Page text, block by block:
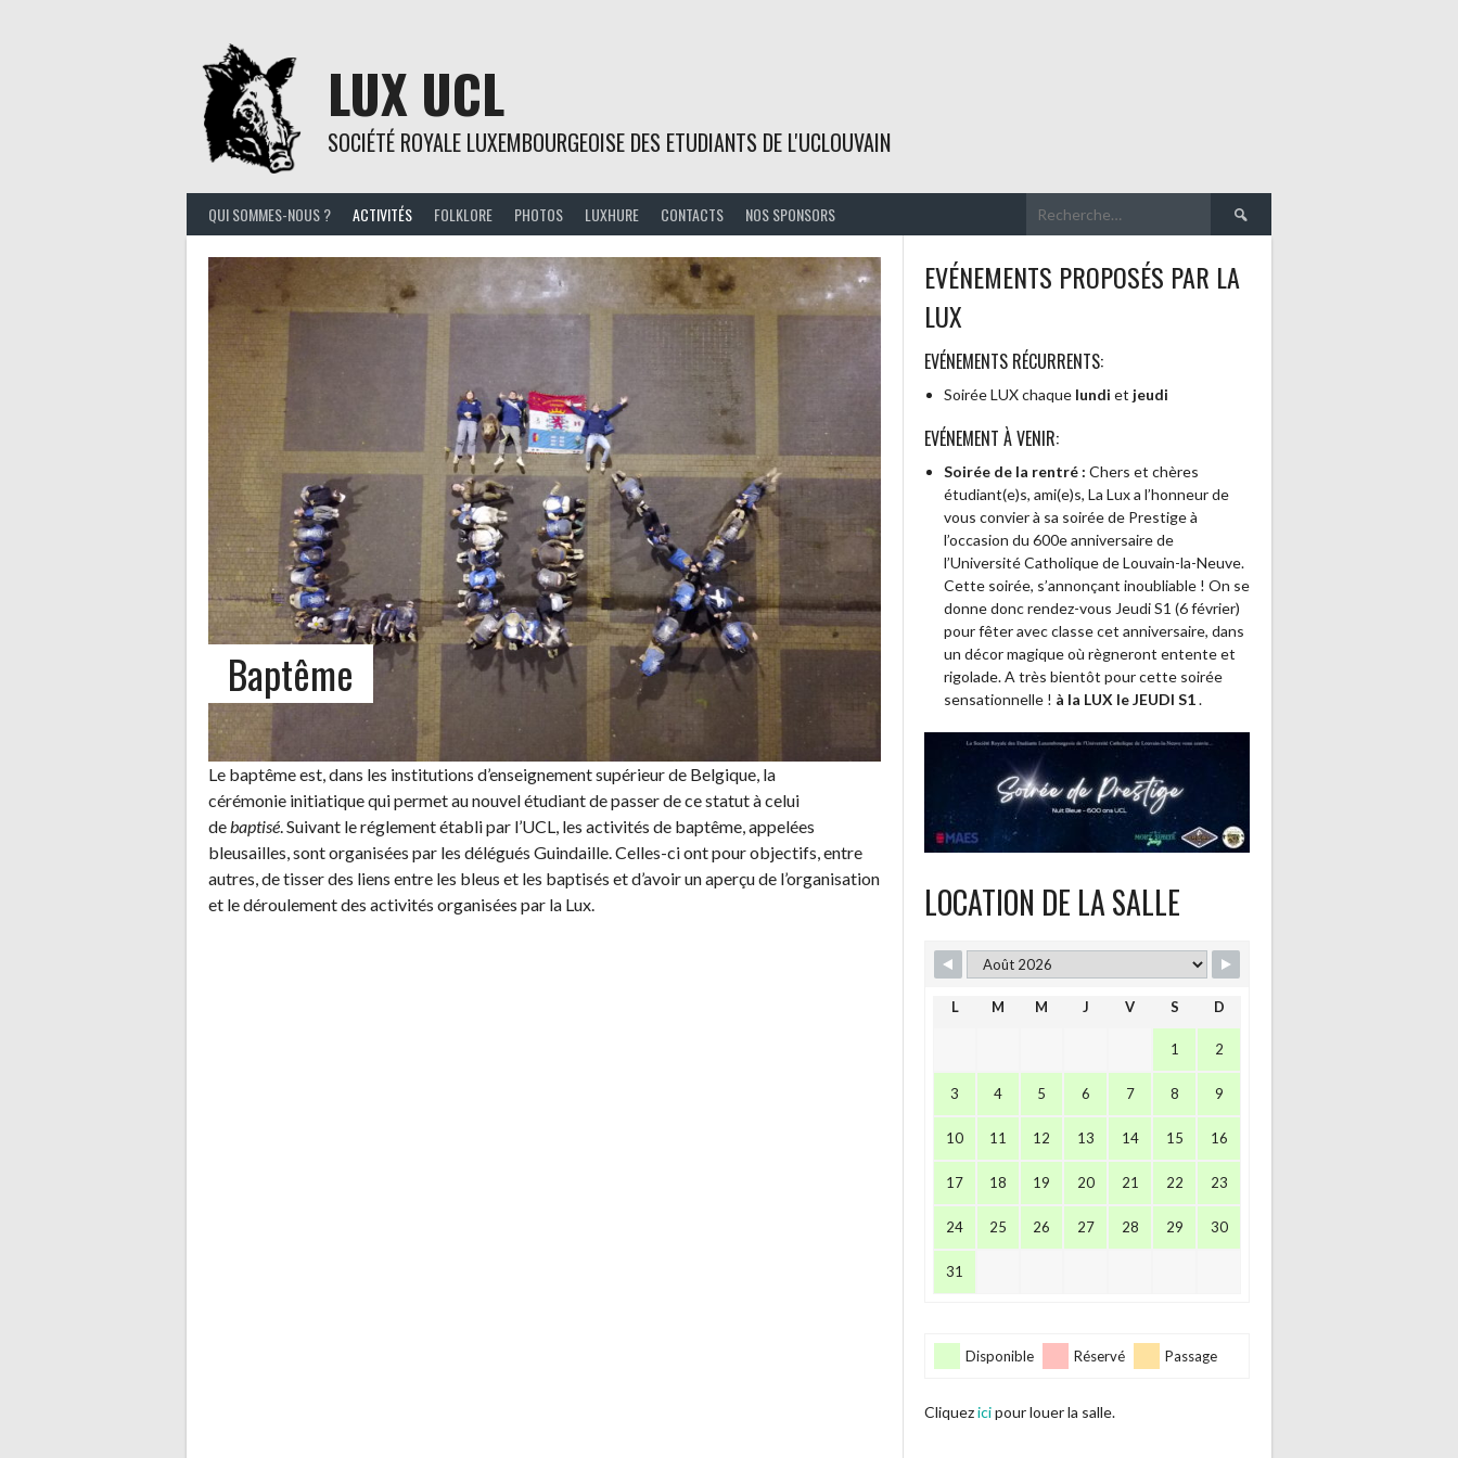
LUX UCL
SOCIÉTÉ ROYALE LUXEMBOURGEOISE DES ETUDIANTS DE L'UCLOUVAIN
QUI SOMMES-NOUS ? ACTIVITÉS FOLKLORE PHOTOS LUXHURE CONTACTS NOS SPONSORS Rechercher :
Baptême
Le baptême est, dans les institutions d’enseignement supérieur de Belgique, la
cérémonie initiatique qui permet au nouvel étudiant de passer de ce statut à celui
debaptisé. Suivant le réglement établi par l’UCL, les activités de baptême, appelées
bleusailles, sont organisées par les délégués Guindaille. Celles-ci ont pour objectifs, entre
autres, de tisser des liens entre les bleus et les baptisés et d’avoir un aperçu de l’organisation
et le déroulement des activités organisées par la Lux.
EVÉNEMENTS PROPOSÉS PAR LA
LUX
EVÉNEMENTS RÉCURRENTS:
Soirée LUX chaque lundi et jeudi
EVÉNEMENT À VENIR:
Soirée de la rentré : Chers et chères
étudiant(e)s, ami(e)s, La Lux a l’honneur de
vous convier à sa soirée de Prestige à
l’occasion du 600e anniversaire de
l’Université Catholique de Louvain-la-Neuve.
Cette soirée, s’annonçant inoubliable ! On se
donne donc rendez-vous Jeudi S1 (6 février)
pour fêter avec classe cet anniversaire, dans
un décor magique où règneront entente et
rigolade. A très bientôt pour cette soirée
sensationnelle ! à la LUX le JEUDI S1.
LOCATION DE LA SALLE
L M M J V S D
1 2
3 4 5 6 7 8 9
10 11 12 13 14 15 16
17 18 19 20 21 22 23
24 25 26 27 28 29 30
31
Disponible Réservé Passage
Cliquezicipour louer la salle.